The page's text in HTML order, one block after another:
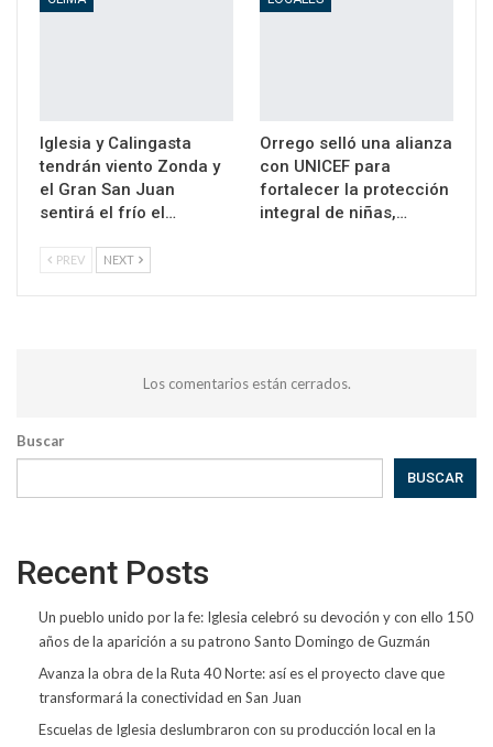
Iglesia y Calingasta
tendrán viento Zonda y
el Gran San Juan
sentirá el frío el…
Orrego selló una alianza
con UNICEF para
fortalecer la protección
integral de niñas,…
PREV NEXT
Los comentarios están cerrados.
Buscar
BUSCAR
Recent Posts
Un pueblo unido por la fe: Iglesia celebró su devoción y con ello 150
años de la aparición a su patrono Santo Domingo de Guzmán
Avanza la obra de la Ruta 40 Norte: así es el proyecto clave que
transformará la conectividad en San Juan
Escuelas de Iglesia deslumbraron con su producción local en la